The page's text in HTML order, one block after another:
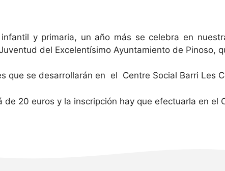
y primaria, un año más se celebra en
del Excelentísimo Ayuntamiento de
que se desarrollarán en el Centre Social Barri Les
de 20 euros y la inscripción hay que efectuarla en el